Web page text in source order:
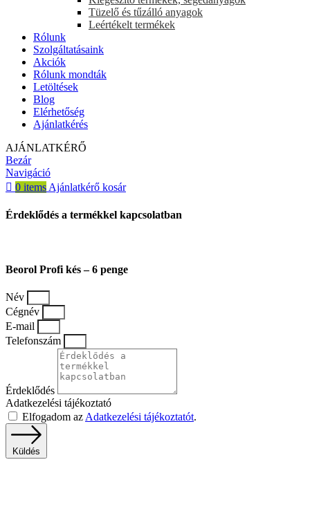
Tüzelő és tűzálló anyagok
Leértékelt termékek
Rólunk
Szolgáltatásaink
Akciók
Rólunk mondták
Letöltések
Blog
Elérhetőség
Ajánlatkérés
AJÁNLATKÉRŐ
Bezár
Navigáció
0 items Ajánlatkérő kosár
Érdeklődés a termékkel kapcsolatban
Beorol Profi kés – 6 penge
Név
Cégnév
E-mail
Telefonszám
Érdeklődés
Adatkezelési tájékoztató
Elfogadom az Adatkezelési tájékoztatót.
Küldés